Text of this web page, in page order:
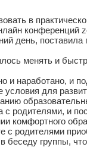
в
конференций
день, поставила
менять и
и наработано, и
для
и
комфортного
родителями
группы,